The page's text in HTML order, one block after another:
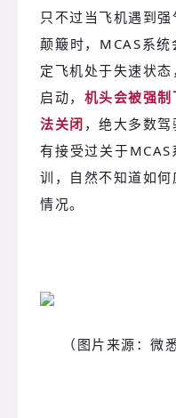
只不过当飞机遇到
颠簸时，MCAS系统
定飞机处于失速状
启动， 机头会被强
法关闭 ，绝大多数
有接受过关于MCAS
训，自然不知道如何
情况。
（图片来源：微